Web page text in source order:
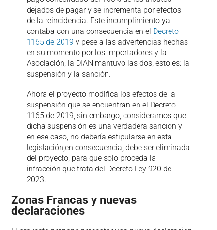
dejados de pagar y se incrementa por efectos
de la reincidencia. Este incumplimiento ya
contaba con una consecuencia en el Decreto
1165 de 2019y pese a las advertencias hechas
en su momento por los importadores y la
Asociación, la DIAN mantuvo las dos, esto es: la
suspensión y la sanción.
Ahora el proyecto modifica los efectos de la
suspensión que se encuentran en el Decreto
1165 de 2019, sin embargo, consideramos que
dicha suspensión es una verdadera sanción y
en ese caso, no debería estipularse en esta
legislación,en consecuencia, debe ser eliminada
del proyecto, para que solo proceda la
infracción que trata del Decreto Ley 920 de
2023.
Zonas Francas y nuevas
declaraciones